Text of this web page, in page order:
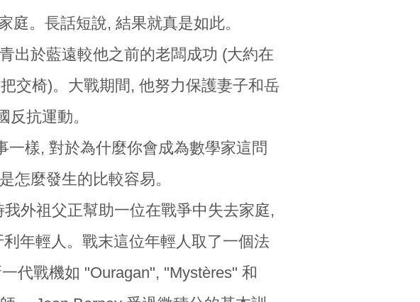
。長話短說, 結果就真是如此。
出於藍遠較他之前的老闆成功 (大約在
交椅)。大戰期間, 他努力保護妻子和岳
抗運動。
樣, 對於為什麼你會成為數學家這問
怎麼發生的比較容易。
外祖父正幫助一位在戰爭中失去家庭,
年輕人。戰末這位年輕人取了一個法
代戰機如 "Ouragan", "Mystères" 和